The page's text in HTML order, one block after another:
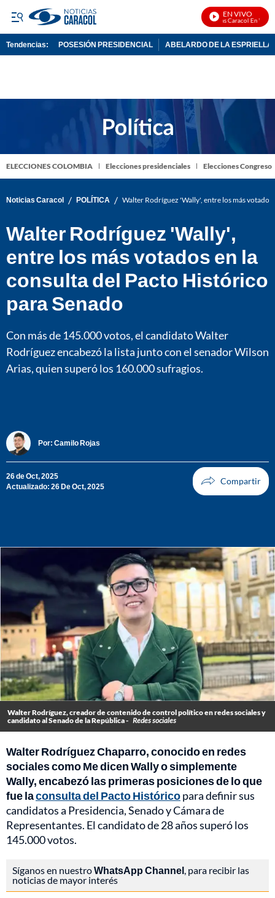
EN VIVO
Noticias Caracol En Vivo
Tendencias: POSESIÓN PRESIDENCIAL ABELARDO DE LA ESPRIELLA
ELECCIONES COLOMBIA Elecciones presidenciales Elecciones Congreso
Noticias Caracol / POLÍTICA / Walter Rodríguez 'Wally', entre los más
Walter Rodríguez 'Wally',
entre los más votados en la
consulta del Pacto Histórico
para Senado
Con más de 145.000 votos, el candidato Walter
Rodríguez encabezó la lista junto con el senador Wilson
Arias, quien superó los 160.000 sufragios.
Por: Camilo Rojas
26 de Oct, 2025
Actualizado: 26 De Oct, 2025
Walter Rodríguez, creador de contenido de control político en redes sociales y
candidato al Senado de la República - Redes sociales
Walter Rodríguez Chaparro, conocido en redes
sociales como Me dicen Wally o simplemente
Wally, encabezó las primeras posiciones de lo que
fue laconsulta del Pacto Históricopara definir sus
candidatos a Presidencia, Senado y Cámara de
Representantes. El candidato de 28 años superó los
145.000 votos.
Síganos en nuestroWhatsApp Channel, para recibir las
noticias de mayor interés